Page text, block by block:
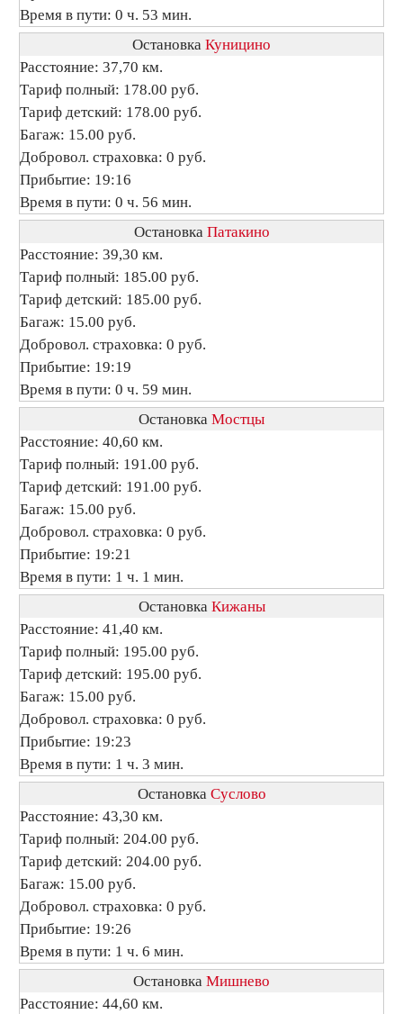
Время в пути: 0 ч. 53 мин.
Остановка Куницино
Расстояние: 37,70 км.
Тариф полный: 178.00 руб.
Тариф детский: 178.00 руб.
Багаж: 15.00 руб.
Добровол. страховка: 0 руб.
Прибытие: 19:16
Время в пути: 0 ч. 56 мин.
Остановка Патакино
Расстояние: 39,30 км.
Тариф полный: 185.00 руб.
Тариф детский: 185.00 руб.
Багаж: 15.00 руб.
Добровол. страховка: 0 руб.
Прибытие: 19:19
Время в пути: 0 ч. 59 мин.
Остановка Мостцы
Расстояние: 40,60 км.
Тариф полный: 191.00 руб.
Тариф детский: 191.00 руб.
Багаж: 15.00 руб.
Добровол. страховка: 0 руб.
Прибытие: 19:21
Время в пути: 1 ч. 1 мин.
Остановка Кижаны
Расстояние: 41,40 км.
Тариф полный: 195.00 руб.
Тариф детский: 195.00 руб.
Багаж: 15.00 руб.
Добровол. страховка: 0 руб.
Прибытие: 19:23
Время в пути: 1 ч. 3 мин.
Остановка Суслово
Расстояние: 43,30 км.
Тариф полный: 204.00 руб.
Тариф детский: 204.00 руб.
Багаж: 15.00 руб.
Добровол. страховка: 0 руб.
Прибытие: 19:26
Время в пути: 1 ч. 6 мин.
Остановка Мишнево
Расстояние: 44,60 км.